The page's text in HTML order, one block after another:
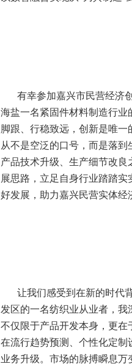
有幸参加嘉兴市民营经济
海盐一名紧固件材料制造行
脚跟、行稳致远，创新是唯
从不是空泛的口号，而是落到
产品技术升级、生产细节改
展思路，立足自身行业踏踏
好发展，助力嘉兴民营实体经
让我们感受到在新的时代
发区的一名纺织业从业者，我
不仅限于产品开发本身，更
在流行趋势预测、个性化定
业务升级。 市场的脉搏瞬息万